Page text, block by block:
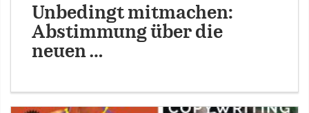
Unbedingt mitmachen:
Abstimmung über die
neuen …